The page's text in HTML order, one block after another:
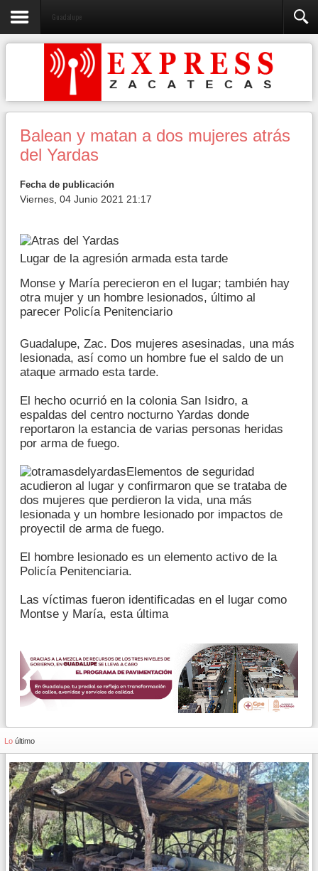
Guadalupe
Balean y matan a dos mujeres atrás
del Yardas
Fecha de publicación
Viernes, 04 Junio 2021 21:17
Lugar de la agresión armada esta tarde
Monse y María perecieron en el lugar; también hay
otra mujer y un hombre lesionados, último al
parecer Policía Penitenciario
Guadalupe, Zac. Dos mujeres asesinadas, una más
lesionada, así como un hombre fue el saldo de un
ataque armado esta tarde.
El hecho ocurrió en la colonia San Isidro, a
espaldas del centro nocturno Yardas donde
reportaron la estancia de varias personas heridas
por arma de fuego.
Elementos de seguridad
acudieron al lugar y confirmaron que se trataba de
dos mujeres que perdieron la vida, una más
lesionada y un hombre lesionado por impactos de
proyectil de arma de fuego.
El hombre lesionado es un elemento activo de la
Policía Penitenciaria.
Las víctimas fueron identificadas en el lugar como
Montse y María, esta última
Lo último